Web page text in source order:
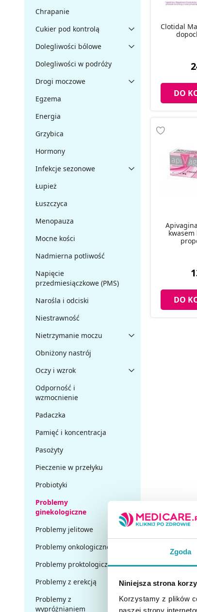
Zgoda
Niniejsza strona
Korzystamy z plików
naszej strony
Chrapanie
Cukier pod kontrolą
Dolegliwości bólowe
Dolegliwości w podróży
Drogi moczowe
Egzema
Energia
Grzybica
Hormony
Infekcje sezonowe
Łupież
Łuszczyca
Menopauza
Mocne kości
Nadmierna potliwość
Napięcie
przedmiesiączkowe (PMS)
Narośla i odciski
Niestrawność
Nietrzymanie moczu
Obniżony nastrój
Oczy i wzrok
Odporność i
wzmocnienie
Padaczka
Pamięć i koncentracja
Pasożyty
Pieczenie w przełyku
Probiotyki
Problemy
ginekologiczne
Problemy jelitowe
Problemy onkologiczne
Problemy proktologiczne
Problemy z erekcją
Problemy z
wypróżnianiem
Clotidal
DO
DO